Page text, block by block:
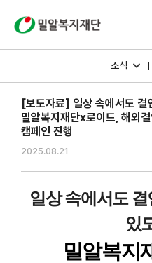
소식
[보도자료] 일상 속에서도
밀알복지재단x로이드, 해외
캠페인 진행
2025.08.21
일상 속에서도
있
밀알복지